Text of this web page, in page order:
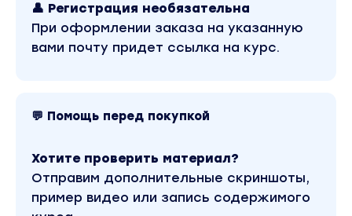
👤 Регистрация необязательна
При оформлении заказа на указанную
вами почту придет ссылка на курс.
💬 Помощь перед покупкой
Хотите проверить материал?
Отправим дополнительные скриншоты,
пример видео или запись содержимого